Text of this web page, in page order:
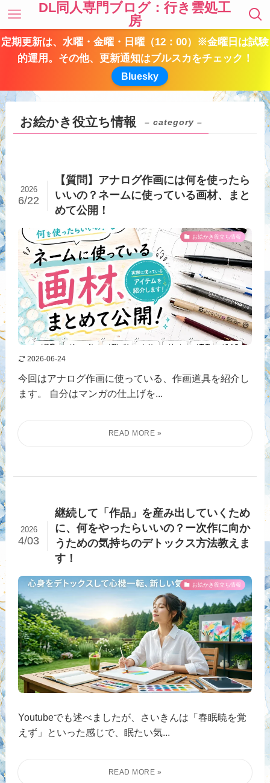
DL同人専門ブログ：行き雲処工
房
定期更新は、水曜・金曜・日曜（12：00）※金曜日は試験
的運用。その他、更新通知はブルスカをチェック！
Bluesky
お絵かき役立ち情報 – category –
【質問】アナログ作画には何を使ったら
いいの？ネームに使っている画材、まと
めて公開！
2026
6/22
お絵かき役立ち情報
2026-06-24
今回はアナログ作画に使っている、作画道具を紹介し
ます。 自分はマンガの仕上げを...
継続して「作品」を産み出していくため
に、何をやったらいいの？ー次作に向か
うための気持ちのデトックス方法教えま
す！
2026
4/03
お絵かき役立ち情報
Youtubeでも述べましたが、さいきんは「春眠暁を覚
えず」といった感じで、眠たい気...